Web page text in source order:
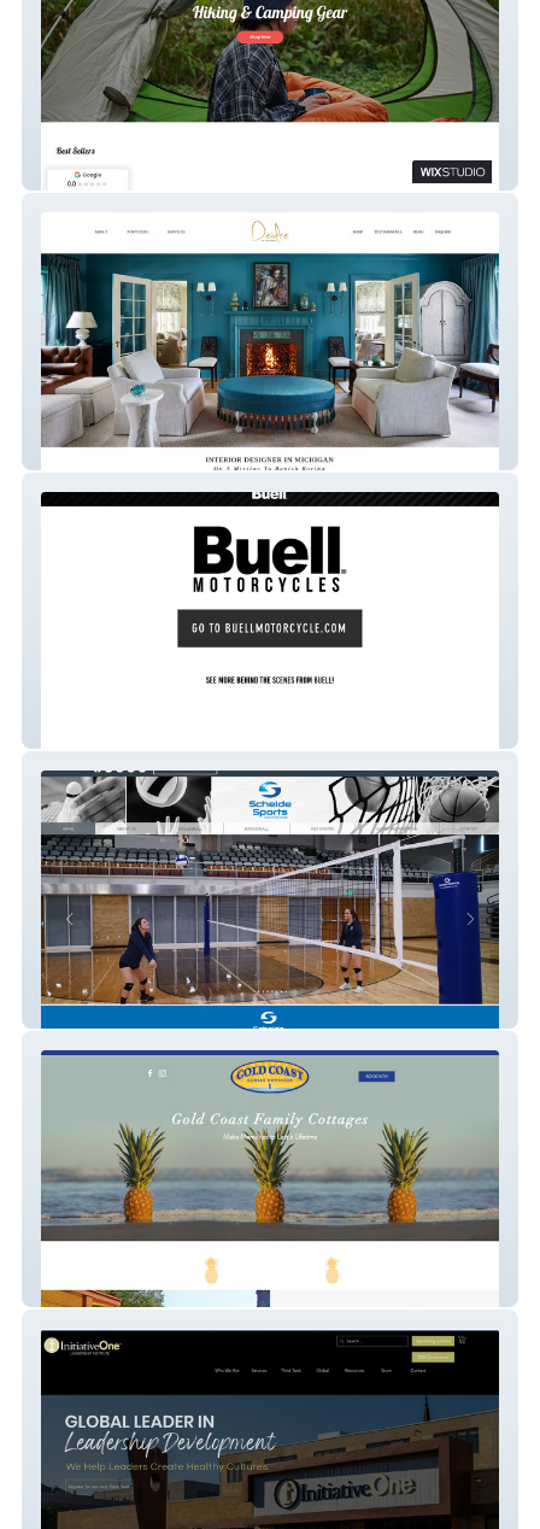
Hang Tight Shop
Deidre Interiors
Schelde North America
Gold Coast Family